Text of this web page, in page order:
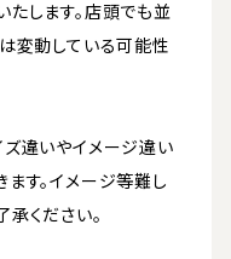
します。店頭でも並
変動している可能性
違いやイメージ違い
す。イメージ等難し
ください。